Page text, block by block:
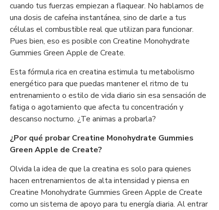
cuando tus fuerzas empiezan a flaquear. No hablamos de
una dosis de cafeína instantánea, sino de darle a tus
células el combustible real que utilizan para funcionar.
Pues bien, eso es posible con Creatine Monohydrate
Gummies Green Apple de Create.
Esta fórmula rica en creatina estimula tu metabolismo
energético para que puedas mantener el ritmo de tu
entrenamiento o estilo de vida diario sin esa sensación de
fatiga o agotamiento que afecta tu concentración y
descanso nocturno. ¿Te animas a probarla?
¿Por qué probar Creatine Monohydrate Gummies
Green Apple de Create?
Olvida la idea de que la creatina es solo para quienes
hacen entrenamientos de alta intensidad y piensa en
Creatine Monohydrate Gummies Green Apple de Create
como un sistema de apoyo para tu energía diaria. Al entrar